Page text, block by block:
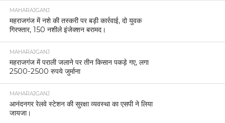
MAHARAJGANJ
महराजगंज में नशे की तस्करी पर बड़ी कार्रवाई, दो युवक
गिरफ्तार, 150 नशीले इंजेक्शन बरामद।
MAHARAJGANJ
महराजगंज में पराली जलाने पर तीन किसान पकड़े गए, लगा
2500-2500 रुपये जुर्माना
MAHARAJGANJ
आनंदनगर रेलवे स्टेशन की सुरक्षा व्यवस्था का एसपी ने लिया
जायजा।